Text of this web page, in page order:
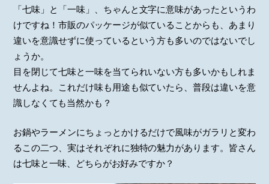
「七味」と「一味」、ちゃんと文字に意味があったというわ
けですね！市販のパッケージが似ていることからも、あまり
違いを意識せずに使っているという方も多いのではないでし
ょうか。
目を閉じて七味と一味を当てられいない方も多いかもしれま
せんよね。これだけ味も用途も似ていたら、普段は違いを意
識しなくても当然かも？
お鍋やラーメンにちょっとかけるだけで風味がガラリと変わ
るこの二つ、実はそれぞれに独特の魅力があります。皆さん
は七味と一味、どちらがお好みですか？